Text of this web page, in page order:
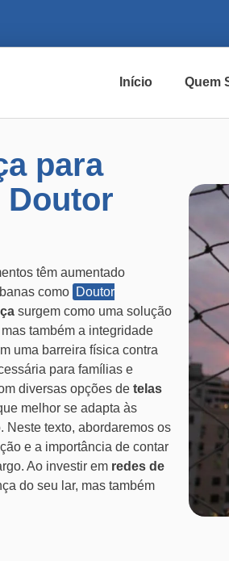
Início Quem
para
Doutor
têm aumentado
como Doutor
surgem como uma solução
também a integridade
uma barreira física contra
para famílias e
diversas opções de telas
melhor se adapta às
Neste texto, abordaremos os
e a importância de contar
Ao investir em redes de
do seu lar, mas também